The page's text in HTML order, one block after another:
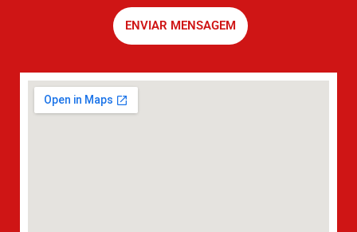
ENVIAR MENSAGEM